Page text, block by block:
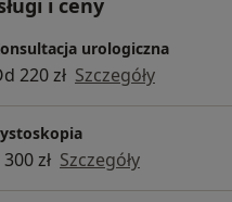
i ceny
urologiczna
220 zł Szczegóły
300 zł Szczegóły